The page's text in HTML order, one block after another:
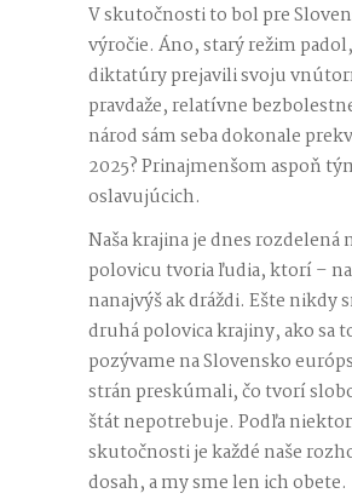
V skutočnosti to bol pre
výročie. Áno, starý režim
diktatúry prejavili svoju
pravdaže, relatívne
národ sám seba dokonale
2025? Prinajmenšom aspoň
oslavujúcich.
Naša krajina je dnes
polovicu tvoria ľudia, ktorí –
nanajvýš ak dráždi. Ešte nikdy
druhá polovica krajiny, ako sa
pozývame na Slovensko
strán preskúmali, čo tvorí
štát nepotrebuje. Podľa
skutočnosti je každé naše
dosah, a my sme len ich obete.